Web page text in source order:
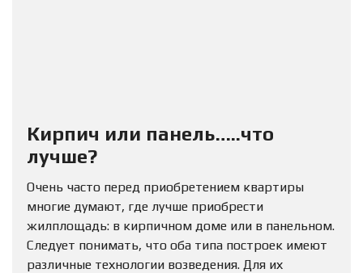
Кирпич или панель…..что
лучше?
Очень часто перед приобретением квартиры
многие думают, где лучше приобрести
жилплощадь: в кирпичном доме или в панельном.
Следует понимать, что оба типа построек имеют
различные технологии возведения. Для их